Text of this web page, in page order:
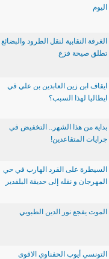
اليوم
الغرفة النقابية لنقل الطرود والبضائع
تطلق صيحة فزع
ايقاف ابن زين العابدين بن علي في
ايطاليا لهذا السبب؟
بداية من هذا الشهر.. التخفيض في
جرايات المتقاعدين!
السيطرة على القرد الهارب في حي
المهرجان و نقله إلى حديقة البلفدير
الموت يفجع نور الدين الطبوبي
التونسي أيوب الحفناوي الاقوى